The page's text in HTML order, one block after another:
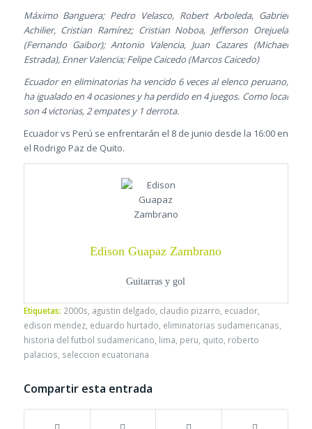
Máximo Banguera; Pedro Velasco, Robert Arboleda, Gabriel
Achilier, Cristian Ramírez; Cristian Noboa, Jefferson Orejuela
(Fernando Gaibor); Antonio Valencia, Juan Cazares (Michael
Estrada), Enner Valencia; Felipe Caicedo (Marcos Caicedo)
Ecuador en eliminatorias ha vencido 6 veces al elenco peruano,
ha igualado en 4 ocasiones y ha perdido en 4 juegos. Como local
son 4 victorias, 2 empates y 1 derrota.
Ecuador vs Perú se enfrentarán el 8 de junio desde la 16:00 en
el Rodrigo Paz de Quito.
Edison Guapaz Zambrano
Guitarras y gol
Etiquetas: 2000s agustin delgado claudio pizarro ecuador,
edison mendez, eduardo hurtado eliminatorias sudamericanas
historia del futbol sudamericano lima peru quito roberto
palacios seleccion ecuatoriana
Compartir esta entrada